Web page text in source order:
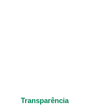
Transparência